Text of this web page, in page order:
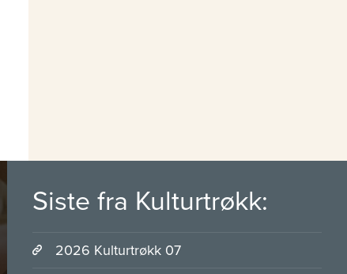
Siste fra Kulturtrøkk:
2026 Kulturtrøkk 07